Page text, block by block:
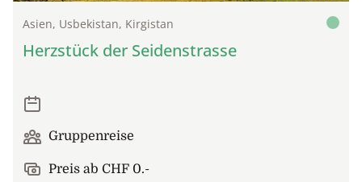
Asien, Usbekistan, Kirgistan
Herzstück der Seidenstrasse
Gruppenreise
Preis ab CHF 0.-